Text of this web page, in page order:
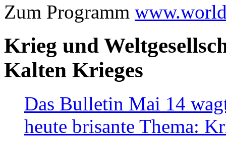
Zum Programm
Krieg und
Kalten Krieges
Das Bulletin Mai 14
heute brisante Thema: